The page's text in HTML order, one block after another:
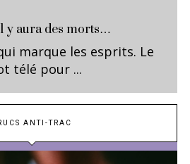
y aura des morts…
marque les esprits. Le
télé pour ...
ANTI-TRAC